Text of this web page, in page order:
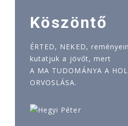
Köszöntő
ÉRTED, NEKED,
kutatjuk a jövőt, mert
A MA TUDOMÁNYA A
ORVOSLÁSA.